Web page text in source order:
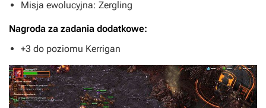
Misja ewolucyjna: Zergling
Nagroda za zadania dodatkowe:
+3 do poziomu Kerrigan